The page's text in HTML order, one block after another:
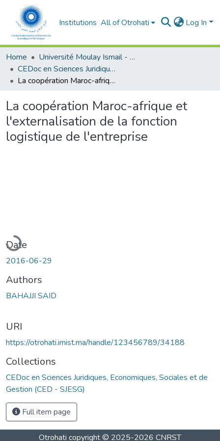
Institutions All of Otrohati Log In
Home
Université Moulay Ismail - Meknès
CEDoc en Sciences Juridiques, Economiques, Sociales et de Gestion (CED - SJESG)
La coopération Maroc-afrique et l'externalisation de la fonction logistique de l'entreprise
La coopération Maroc-afrique et
l'externalisation de la fonction
logistique de l'entreprise
Date
2016-06-29
Authors
BAHAJJI SAID
URI
https://otrohati.imist.ma/handle/123456789/34188
Collections
CEDoc en Sciences Juridiques, Economiques, Sociales et de
Gestion (CED - SJESG)
Full item page
Otrohati copyright © 2025-2026 CNRST